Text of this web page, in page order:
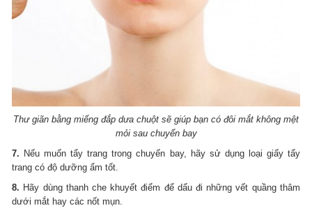
Thư giãn bằng miếng đắp dưa chuột sẽ giúp bạn có đôi mắt không mệt
mỏi sau chuyến bay
7. Nếu muốn tẩy trang trong chuyến bay, hãy sử dụng loại giấy tẩy
trang có độ dưỡng ẩm tốt.
8. Hãy dùng thanh che khuyết điểm để dấu đi những vết quầng thâm
dưới mắt hay các nốt mụn.